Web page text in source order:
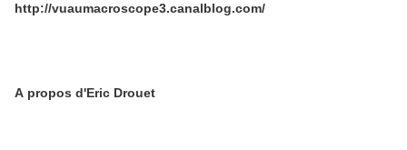
http://vuaumacroscope3.canalblog.com/
A propos d'Eric Drouet